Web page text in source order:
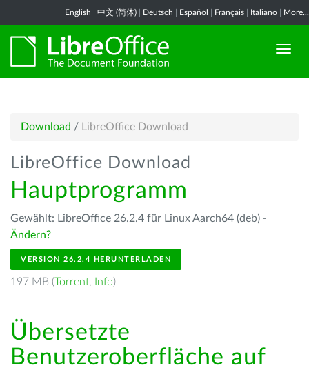
English 中文 (简体) Deutsch Español Français Italiano More...
Download / LibreOffice Download
LibreOffice Download
Hauptprogramm
Gewählt: LibreOffice 26.2.4 für Linux Aarch64 (deb) -
Ändern?
VERSION 26.2.4 HERUNTERLADEN
197 MB (Torrent, Info)
Übersetzte
Benutzeroberfläche auf